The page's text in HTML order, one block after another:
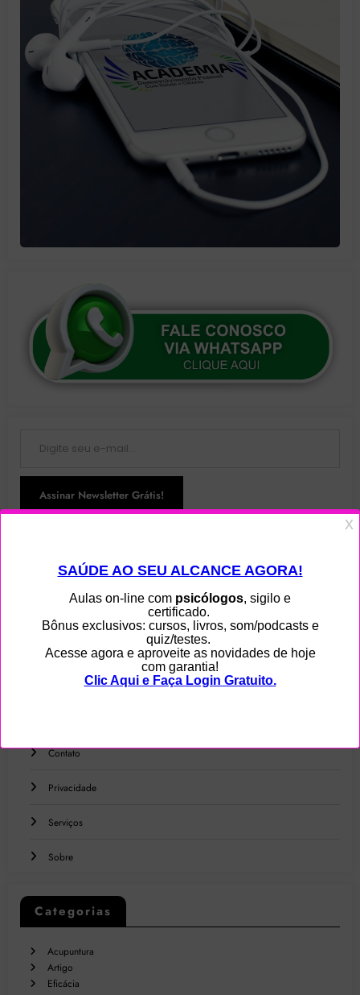
Assinar Newsletter Grátis!
Menu
Home
Contato
Privacidade
Serviços
Sobre
Categorias
Acupuntura
Artigo
Eficácia